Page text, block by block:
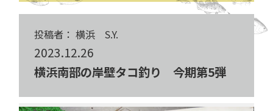
投稿者： 横浜 S.Y.
2023.12.26
横浜南部の岸壁タコ釣り 今期第5弾